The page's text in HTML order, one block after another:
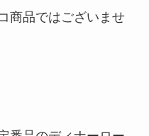
商品ではございませ